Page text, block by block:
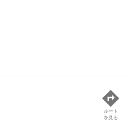
ルート
を見る